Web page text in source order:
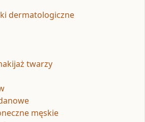
dermatologiczne
twarzy
męskie